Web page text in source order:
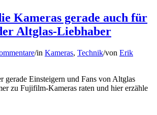
Kameras gerade auch für
Altglas-Liebhaber
/in Kameras, Technik/von Erik
gerade Einsteigern und Fans von Altglas
zu Fujifilm-Kameras raten und hier erzähle